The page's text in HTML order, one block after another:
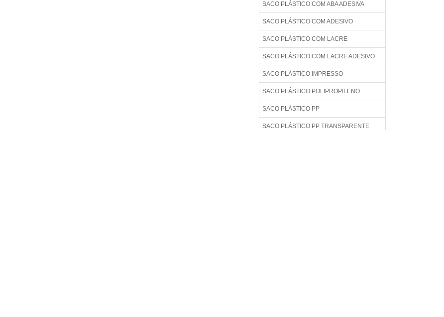
SACO PLÁSTICO COM ABA ADESIVA
SACO PLÁSTICO COM ADESIVO
SACO PLÁSTICO COM LACRE
SACO PLÁSTICO COM LACRE ADESIVO
SACO PLÁSTICO IMPRESSO
SACO PLÁSTICO POLIPROPILENO
SACO PLÁSTICO PP
SACO PLÁSTICO PP TRANSPARENTE